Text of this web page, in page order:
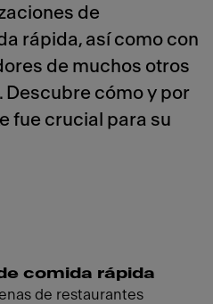
de
rápida, así como con
de muchos otros
cómo y por
fue crucial para su
comida rápida
de restaurantes